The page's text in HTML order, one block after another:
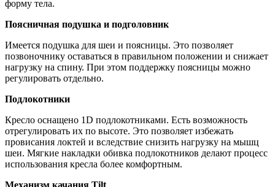
форму тела.
Поясничная подушка и подголовник
Имеется подушка для шеи и поясницы. Это позволяет
позвоночнику оставаться в правильном положении и снижает
нагрузку на спину. При этом поддержку поясницы можно
регулировать отдельно.
Подлокотники
Кресло оснащено 1D подлокотниками. Есть возможность
отрегулировать их по высоте. Это позволяет избежать
провисания локтей и вследствие снизить нагрузку на мышц
шеи. Мягкие накладки обивка подлокотников делают процесс
использования кресла более комфортным.